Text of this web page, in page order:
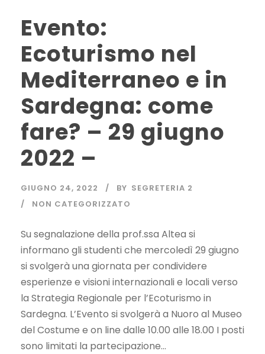
Evento:
Ecoturismo nel
Mediterraneo e in
Sardegna: come
fare? – 29 giugno
2022 –
GIUGNO 24, 2022 BY SEGRETERIA 2
NON CATEGORIZZATO
Su segnalazione della prof.ssa Altea si
informano gli studenti che mercoledì 29 giugno
si svolgerà una giornata per condividere
esperienze e visioni internazionali e locali verso
la Strategia Regionale per l’Ecoturismo in
Sardegna. L’Evento si svolgerà a Nuoro al Museo
del Costume e on line dalle 10.00 alle 18.00 I posti
sono limitati la partecipazione...